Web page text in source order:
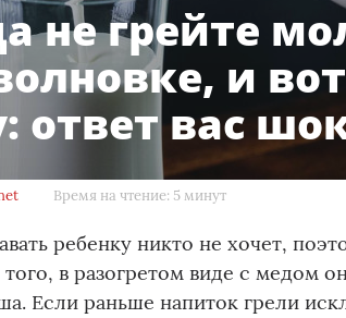
не грейте
и вот
ответ вас
Время на чтение: 5 минут
ребенку никто не хочет,
в разогретом виде с медом
Если раньше напиток грели